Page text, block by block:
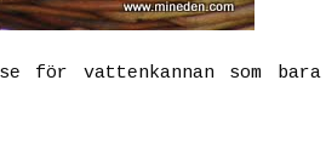
för vattenkannan som